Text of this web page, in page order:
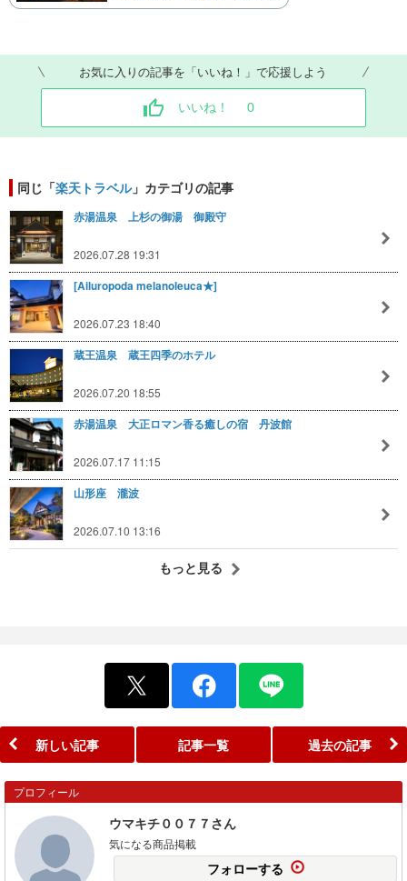
お気に入りの記事を「いいね！」で応援しよう
いいね！ 0
同じ「楽天トラベル」カテゴリの記事
赤湯温泉 上杉の御湯 御殿守
2026.07.28 19:31
[Ailuropoda melanoleuca★]
2026.07.23 18:40
蔵王温泉 蔵王四季のホテル
2026.07.20 18:55
赤湯温泉 大正ロマン香る癒しの宿 丹波館
2026.07.17 11:15
山形座 瀧波
2026.07.10 13:16
もっと見る
新しい記事 記事一覧 過去の記事
プロフィール
ウマキチ００７７さん
気になる商品掲載
フォローする